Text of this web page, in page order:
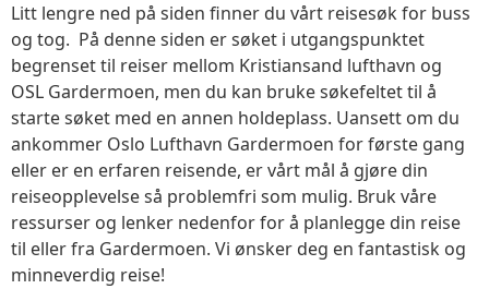
Litt lengre ned på siden finner du vårt reisesøk for buss
og tog. På denne siden er søket i utgangspunktet
begrenset til reiser mellom Kristiansand lufthavn og
OSL Gardermoen, men du kan bruke søkefeltet til å
starte søket med en annen holdeplass. Uansett om du
ankommer Oslo Lufthavn Gardermoen for første gang
eller er en erfaren reisende, er vårt mål å gjøre din
reiseopplevelse så problemfri som mulig. Bruk våre
ressurser og lenker nedenfor for å planlegge din reise
til eller fra Gardermoen. Vi ønsker deg en fantastisk og
minneverdig reise!